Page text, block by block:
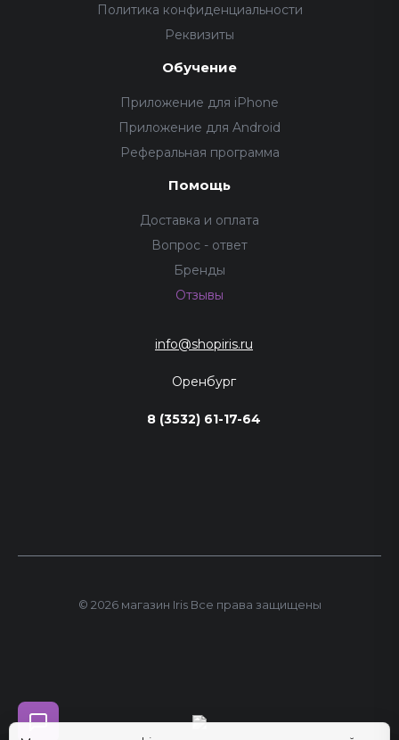
Политика конфиденциальности
Реквизиты
Обучение
Приложение для iPhone
Приложение для Android
Реферальная программа
Помощь
Доставка и оплата
Вопрос - ответ
Бренды
Отзывы
info@shopiris.ru
Оренбург
8 (3532) 61-17-64
© 2026 магазин Iris Все права защищены